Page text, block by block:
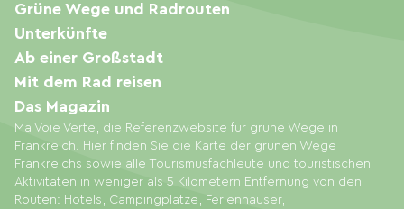
Ma Voie Verte, die Referenzwebsite für grüne Wege in
Frankreich. Hier finden Sie die Karte der grünen Wege
Frankreichs sowie alle Tourismusfachleute und touristischen
Aktivitäten in weniger als 5 Kilometern Entfernung von den
Routen: Hotels, Campingplätze, Ferienhäuser,
Grüne Wege und Radrouten
Unterkünfte
Ab einer Großstadt
Mit dem Rad reisen
Das Magazin